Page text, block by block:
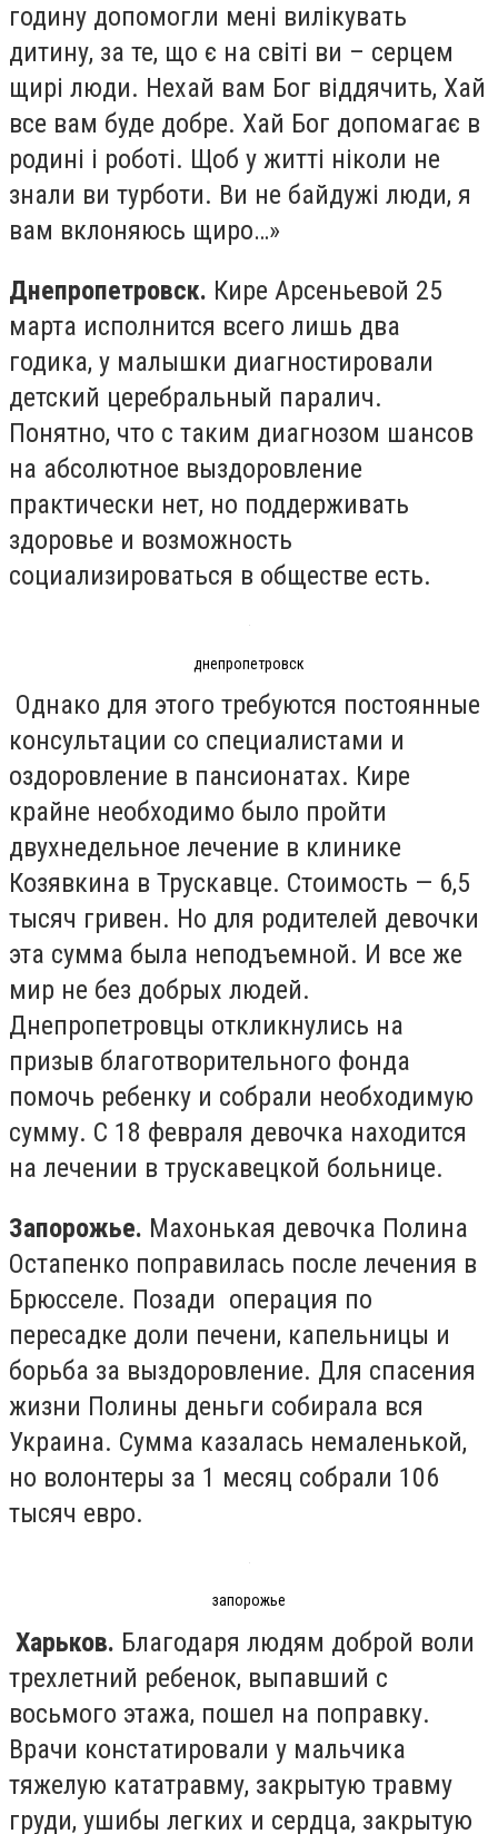
годину допомогли мені вилікувать
дитину, за те, що є на світі ви – серцем
щирі люди. Нехай вам Бог віддячить, Хай
все вам буде добре. Хай Бог допомагає в
родині і роботі. Щоб у житті ніколи не
знали ви турботи. Ви не байдужі люди, я
вам вклоняюсь щиро…»
Днепропетровск. Кире Арсеньевой 25
марта исполнится всего лишь два
годика, у малышки диагностировали
детский церебральный паралич.
Понятно, что с таким диагнозом шансов
на абсолютное выздоровление
практически нет, но поддерживать
здоровье и возможность
социализироваться в обществе есть.
днепропетровск
Однако для этого требуются постоянные
консультации со специалистами и
оздоровление в пансионатах. Кире
крайне необходимо было пройти
двухнедельное лечение в клинике
Козявкина в Трускавце. Стоимость — 6,5
тысяч гривен. Но для родителей девочки
эта сумма была неподъемной. И все же
мир не без добрых людей.
Днепропетровцы откликнулись на
призыв благотворительного фонда
помочь ребенку и собрали необходимую
сумму. С 18 февраля девочка находится
на лечении в трускавецкой больнице.
Запорожье. Махонькая девочка Полина
Остапенко поправилась после лечения в
Брюсселе. Позади операция по
пересадке доли печени, капельницы и
борьба за выздоровление. Для спасения
жизни Полины деньги собирала вся
Украина. Сумма казалась немаленькой,
но волонтеры за 1 месяц собрали 106
тысяч евро.
запорожье
Харьков. Благодаря людям доброй воли
трехлетний ребенок, выпавший с
восьмого этажа, пошел на поправку.
Врачи констатировали у мальчика
тяжелую кататравму, закрытую травму
груди, ушибы легких и сердца, закрытую